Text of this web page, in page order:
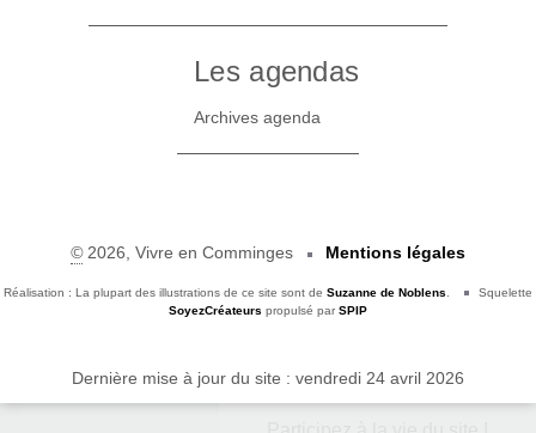
Les agendas
Archives agenda
©2026, Vivre en Comminges Mentions légales
Réalisation : La plupart des illustrations de ce site sont deSuzanne de Noblens
Squelette
SoyezCréateurs propulsé par SPIP
Dernière mise à jour du site : vendredi 24 avril 2026